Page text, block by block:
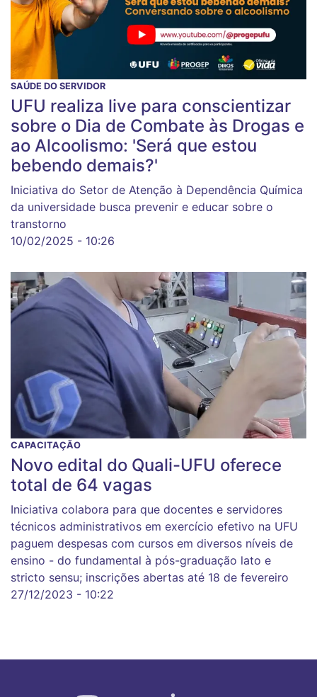
SAÚDE DO SERVIDOR
UFU realiza live para conscientizar
sobre o Dia de Combate às Drogas e
ao Alcoolismo: 'Será que estou
bebendo demais?'
Iniciativa do Setor de Atenção à Dependência Química
da universidade busca prevenir e educar sobre o
transtorno
10/02/2025 - 10:26
CAPACITAÇÃO
Novo edital do Quali-UFU oferece
total de 64 vagas
Iniciativa colabora para que docentes e servidores
técnicos administrativos em exercício efetivo na UFU
paguem despesas com cursos em diversos níveis de
ensino - do fundamental à pós-graduação lato e
stricto sensu; inscrições abertas até 18 de fevereiro
27/12/2023 - 10:22